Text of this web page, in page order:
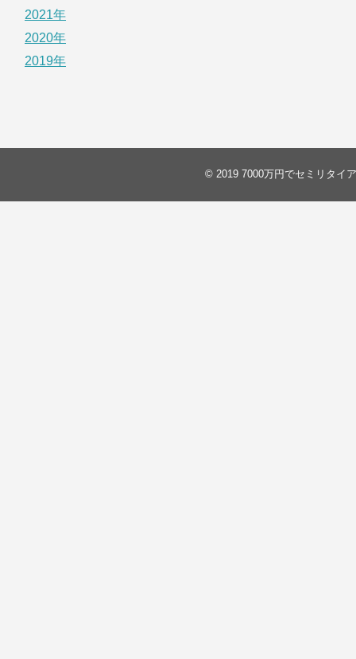
2021年
2020年
2019年
© 2019 7000万円でセミリタイ